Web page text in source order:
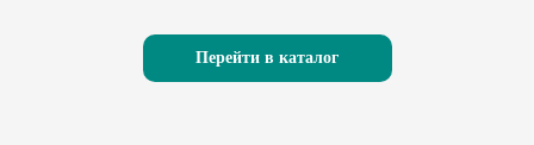
Перейти в каталог